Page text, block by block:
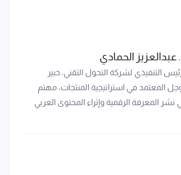
عبدالعزيز الحمادي
التنفيذي لشركة التحول التقني، خبير
المعتمد في استراتيجية المنتجات، مهتم
نشر المعرفة الرقمية وإثراء المحتوى العربي